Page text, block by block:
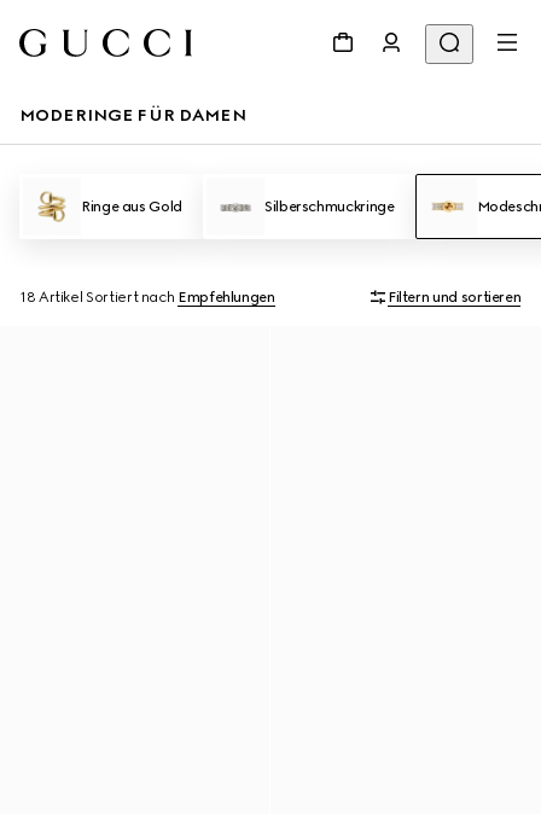
MODERINGE FÜR DAMEN
Ringe aus Gold Silberschmuckringe
18 Artikel Sortiert nach Empfehlungen Filtern und sortieren